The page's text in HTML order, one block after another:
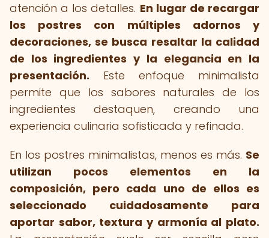
atención a los detalles. En lugar de recargar
los postres con múltiples adornos y
decoraciones, se busca resaltar la calidad
de los ingredientes y la elegancia en la
presentación. Este enfoque minimalista
permite que los sabores naturales de los
ingredientes destaquen, creando una
experiencia culinaria sofisticada y refinada.
En los postres minimalistas, menos es más. Se
utilizan pocos elementos en la
composición, pero cada uno de ellos es
seleccionado cuidadosamente para
aportar sabor, textura y armonía al plato.